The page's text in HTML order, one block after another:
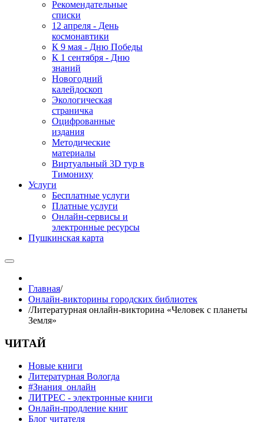
Рекомендательные
списки
12 апреля - День
космонавтики
К 9 мая - Дню Победы
К 1 сентября - Дню
знаний
Новогодний
калейдоскоп
Экологическая
страничка
Оцифрованные
издания
Методические
материалы
Виртуальный 3D тур в
Тимониху
Услуги
Бесплатные услуги
Платные услуги
Онлайн-сервисы и
электронные ресурсы
Пушкинская карта
Главная/
Онлайн-викторины городских библиотек
/Литературная онлайн-викторина «Человек с планеты
Земля»
ЧИТАЙ
Новые книги
Литературная Вологда
#Знания_онлайн
ЛИТРЕС - электронные книги
Онлайн-продление книг
Блог читателя